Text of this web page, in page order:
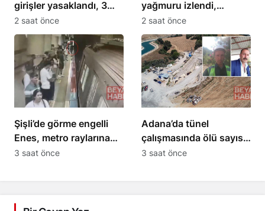
girişler yasaklandı, 3
ilçe etkilendi
2 saat önce
yağmuru izlendi,
gökyüzü meraklıları
toplandı
2 saat önce
Şişli’de görme engelli
Enes, metro raylarına
düştü: O anlar
3 saat önce
Adana’da tünel
çalışmasında ölü sayısı
2’ye yükseldi
3 saat önce